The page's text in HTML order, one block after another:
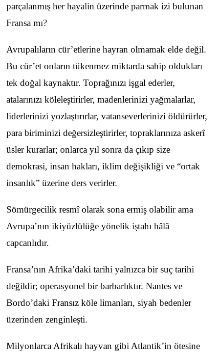
parçalanmış her hayalin üzerinde parmak izi bulunan
Fransa mı?
Avrupalıların cür’etlerine hayran olmamak elde değil.
Bu cür’et onların tükenmez miktarda sahip oldukları
tek doğal kaynaktır. Toprağınızı işgal ederler,
atalarınızı köleleştirirler, madenlerinizi yağmalarlar,
liderlerinizi yozlaştırırlar, vatanseverlerinizi öldürürler,
para biriminizi değersizleştirirler, topraklarınıza askerî
üsler kurarlar; onlarca yıl sonra da çıkıp size
demokrasi, insan hakları, iklim değişikliği ve “ortak
insanlık” üzerine ders verirler.
Sömürgecilik resmî olarak sona ermiş olabilir ama
Avrupa’nın ikiyüzlülüğe yönelik iştahı hâlâ
capcanlıdır.
Fransa’nın Afrika’daki tarihi yalnızca bir suç tarihi
değildir; operasyonel bir barbarlıktır. Nantes ve
Bordo’daki Fransız köle limanları, siyah bedenler
üzerinden zenginleşti.
Milyonlarca Afrikalı hayvan gibi Atlantik’in ötesine